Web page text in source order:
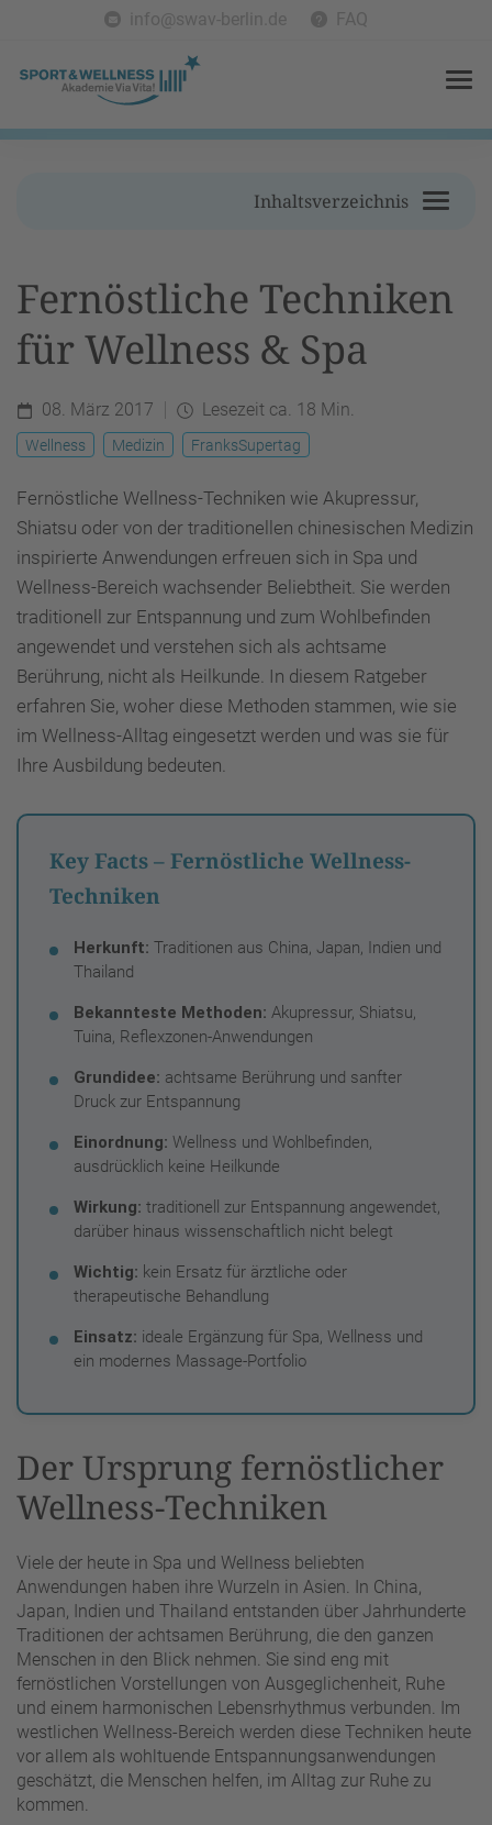
info@swav-berlin.de FAQ
Inhaltsverzeichnis
Fernöstliche Techniken
für Wellness & Spa
08. März 2017 Lesezeit ca. 18 Min.
Wellness Medizin FranksSupertag
Fernöstliche Wellness-Techniken wie Akupressur,
Shiatsu oder von der traditionellen chinesischen Medizin
inspirierte Anwendungen erfreuen sich in Spa und
Wellness-Bereich wachsender Beliebtheit. Sie werden
traditionell zur Entspannung und zum Wohlbefinden
angewendet und verstehen sich als achtsame
Berührung, nicht als Heilkunde. In diesem Ratgeber
erfahren Sie, woher diese Methoden stammen, wie sie
im Wellness-Alltag eingesetzt werden und was sie für
Ihre Ausbildung bedeuten.
Key Facts – Fernöstliche Wellness-
Techniken
Herkunft: Traditionen aus China, Japan, Indien und
Thailand
Bekannteste Methoden: Akupressur, Shiatsu,
Tuina, Reflexzonen-Anwendungen
Grundidee: achtsame Berührung und sanfter
Druck zur Entspannung
Einordnung: Wellness und Wohlbefinden,
ausdrücklich keine Heilkunde
Wirkung: traditionell zur Entspannung angewendet,
darüber hinaus wissenschaftlich nicht belegt
Wichtig: kein Ersatz für ärztliche oder
therapeutische Behandlung
Einsatz: ideale Ergänzung für Spa, Wellness und
ein modernes Massage-Portfolio
Der Ursprung fernöstlicher
Wellness-Techniken
Viele der heute in Spa und Wellness beliebten
Anwendungen haben ihre Wurzeln in Asien. In China,
Japan, Indien und Thailand entstanden über Jahrhunderte
Traditionen der achtsamen Berührung, die den ganzen
Menschen in den Blick nehmen. Sie sind eng mit
fernöstlichen Vorstellungen von Ausgeglichenheit, Ruhe
und einem harmonischen Lebensrhythmus verbunden. Im
westlichen Wellness-Bereich werden diese Techniken heute
vor allem als wohltuende Entspannungsanwendungen
geschätzt, die Menschen helfen, im Alltag zur Ruhe zu
kommen.